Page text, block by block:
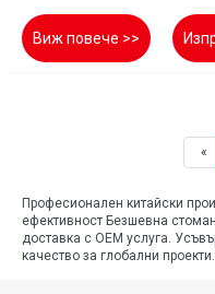
Виж повече >>
«
Професионален китайски
ефективност Безшевна
доставка с OEM услуга.
качество за глобални проекти.